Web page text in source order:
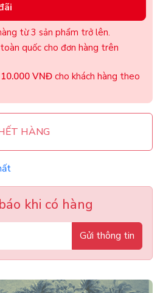
từ 3 sản phẩm trở lên.
toàn quốc cho đơn hàng trên
VNĐ cho khách hàng theo
HÀNG
khi có hàng
Gửi thông tin